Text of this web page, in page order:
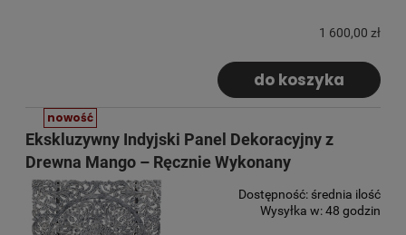
1 600,00 zł
do koszyka
Ekskluzywny Indyjski Panel Dekoracyjny z
Drewna Mango – Ręcznie Wykonany
Dostępność: średnia ilość
Wysyłka w:48 godzin
nowość